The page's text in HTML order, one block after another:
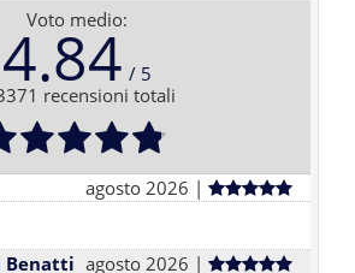
Voto medio:
4.84
recensioni totali
agosto 2026 |
Benatti agosto 2026 |